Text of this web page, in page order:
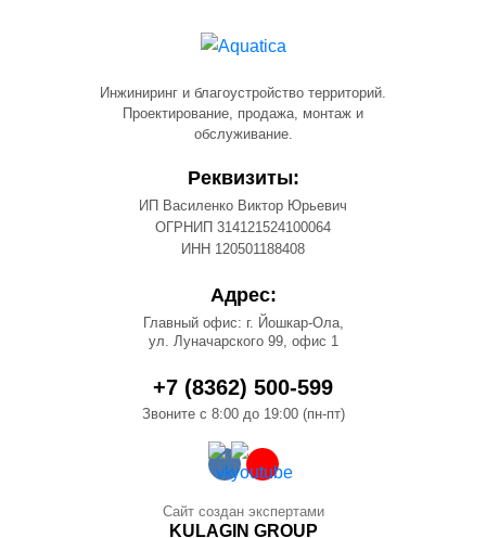
Инжиниринг и благоустройство территорий.
Проектирование, продажа, монтаж и
обслуживание.
Реквизиты:
ИП Василенко Виктор Юрьевич
ОГРНИП 314121524100064
ИНН 120501188408
Адрес:
Главный офис: г. Йошкар-Ола,
ул. Луначарского 99, офис 1
+7 (8362) 500-599
Звоните с 8:00 до 19:00 (пн-пт)
Сайт создан экспертами
KULAGIN GROUP